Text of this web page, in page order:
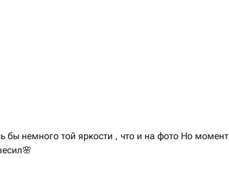
бы немного той яркости , что и на фото Но момент